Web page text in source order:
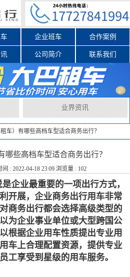
企业班车 合作案例
公司简介 联系我们
业界资讯
车）有哪些高档车型适合商务出行？
哪些高档车型适合商务出行？
: 2022-04-18 23:09 浏览量 : 102
企业最重要的一项出行方式，
开展，企业商务出行用车非常
商务出行都会选择高级类型的
为企业事业单位或大型跨国公
根据企业用车性质提出专业用
车上合理配置资源，提供专业
工享受到星级的用车服务。